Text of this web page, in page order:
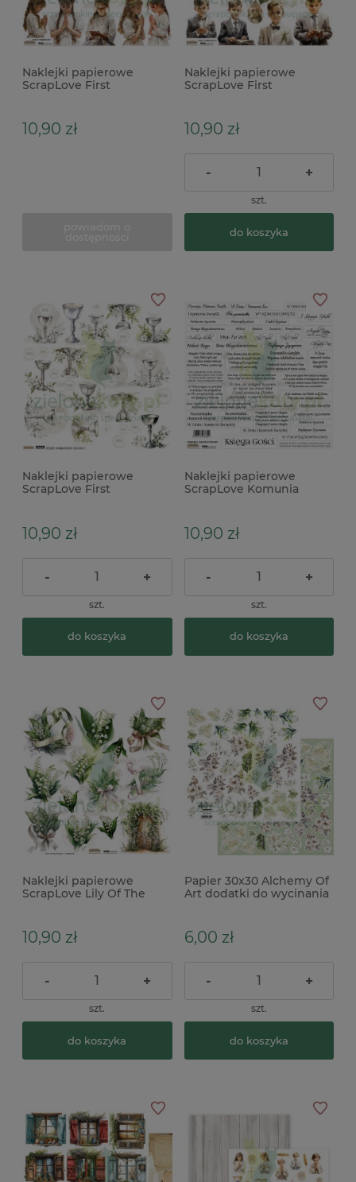
Naklejki papierowe
ScrapLove First
10,90 zł
Naklejki papierowe
ScrapLove First
10,90 zł
- +
szt.
do koszyka
Naklejki papierowe
ScrapLove First
10,90 zł
- +
szt.
do koszyka
Naklejki papierowe
ScrapLove Komunia
10,90 zł
- +
szt.
do koszyka
Naklejki papierowe
ScrapLove Lily Of The
10,90 zł
- +
szt.
do koszyka
Papier 30x30 Alchemy Of
Art dodatki do wycinania
6,00 zł
- +
szt.
do koszyka